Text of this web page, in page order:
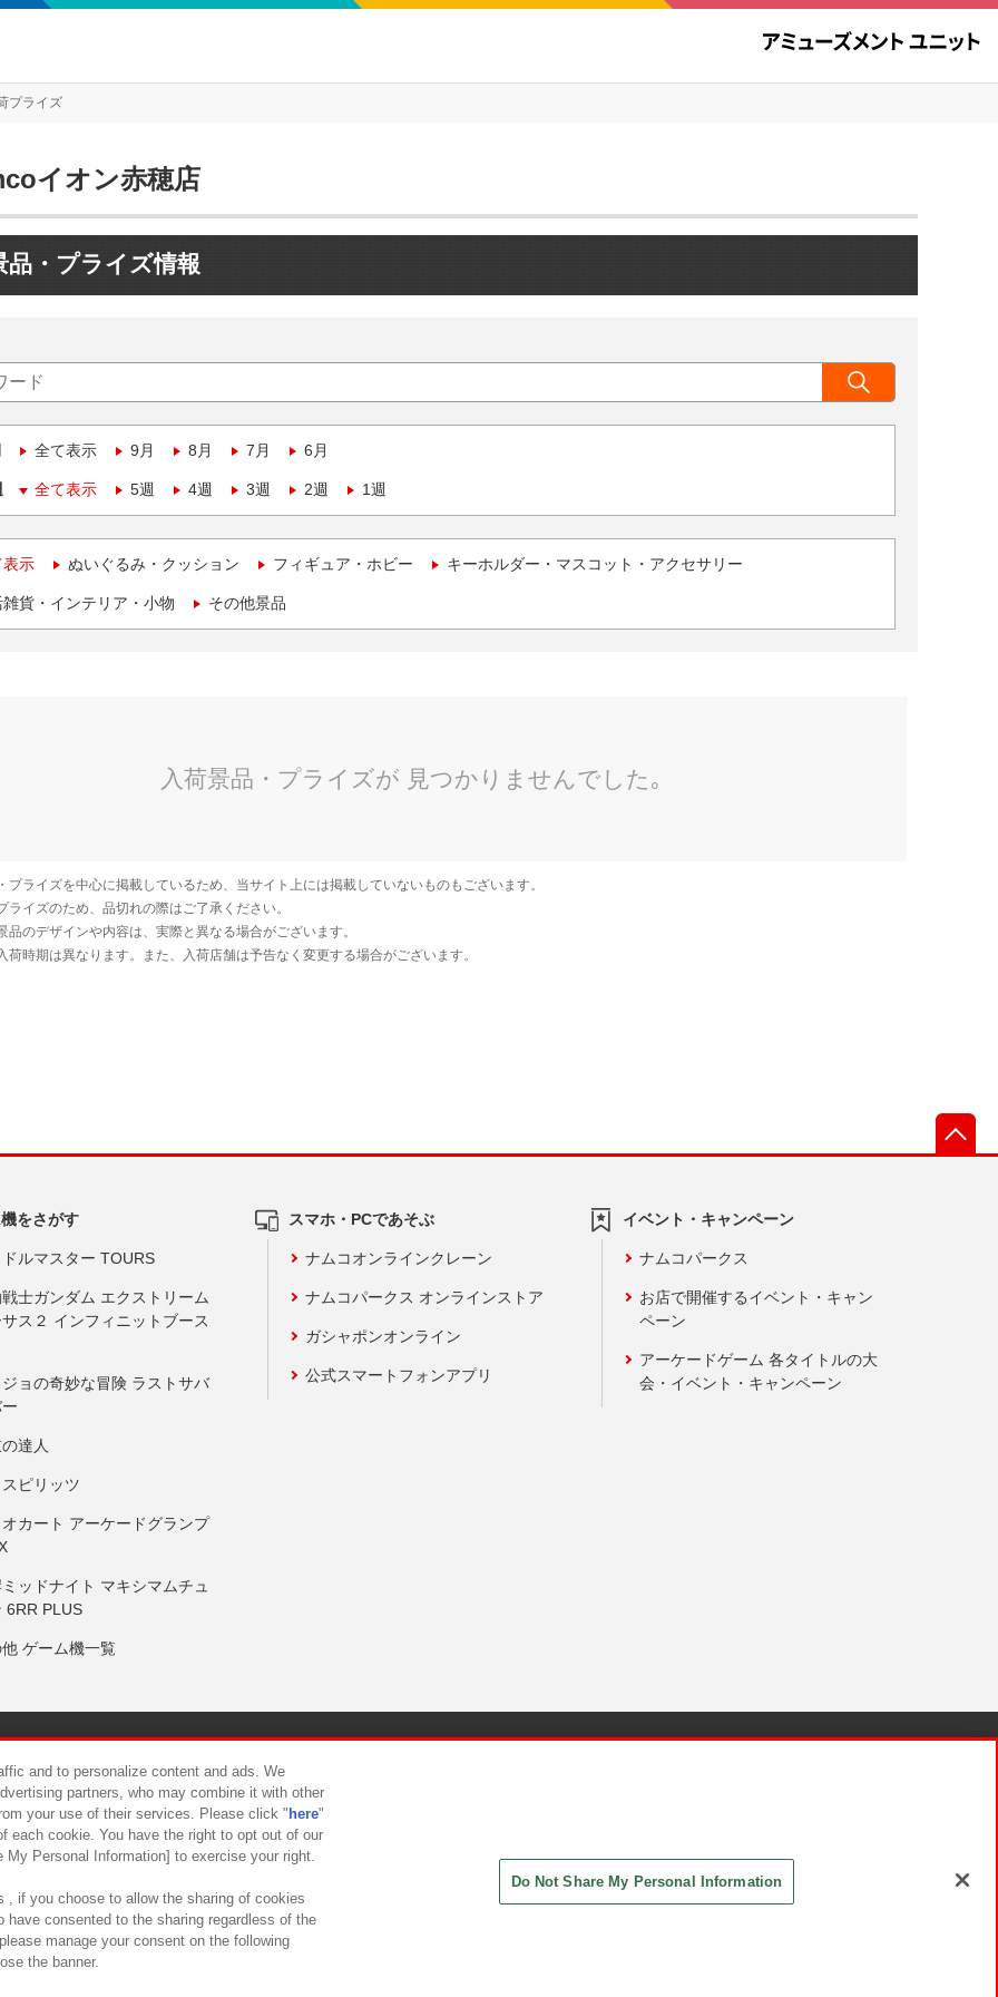
プライズ
イオン赤穂店
品・プライズ情報
全て表示 9月 8月 7月 6月
全て表示 5週 4週 3週 2週 1週
表示 ぬいぐるみ・クッション フィギュア・ホビー キーホルダー・マスコット・アクセサリー
貨・インテリア・小物 その他景品
をさがす
ルマスター TOURS
士ガンダム エクストリーム
ス２ インフィニットブース
ョの奇妙な冒険 ラストサバ
達人
ピリッツ
カート アーケードグランプ
ッドナイト マキシマムチュ
6RR PLUS
ゲーム機一覧
スマホ・PCであそぶ
ナムコオンラインクレーン
ナムコパークス オンラインストア
ガシャポンオンライン
公式スマートフォンアプリ
イベント・キャンペーン
ナムコパークス
お店で開催するイベント・キャン
ペーン
アーケードゲーム 各タイトルの大
会・イベント・キャンペーン
について カスタマーハラスメント対応方針
and to personalize content and ads. We
partners, who may combine it with other
your use of their services. Please click " here"
each cookie. You have the right to opt out of our
Personal Information] to exercise your right.
, if you choose to allow the sharing of cookies
have consented to the sharing regardless of the
manage your consent on the following
the banner.
Do Not Share My Personal Information